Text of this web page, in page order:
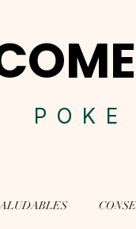
POK E